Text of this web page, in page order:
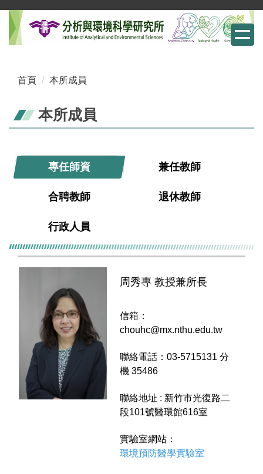
跳
到
主
首頁 本所成員
本所成員
專任師資 兼任教師
合聘教師 退休教師
行政人員
周秀專 教授兼所長
信箱：
chouhc@mx.nthu.edu.tw
聯絡電話：03-5715131 分
機 35486
聯絡地址 : 新竹市光復路二
段101號醫環館616室
實驗室網站：
環境預防醫學實驗室